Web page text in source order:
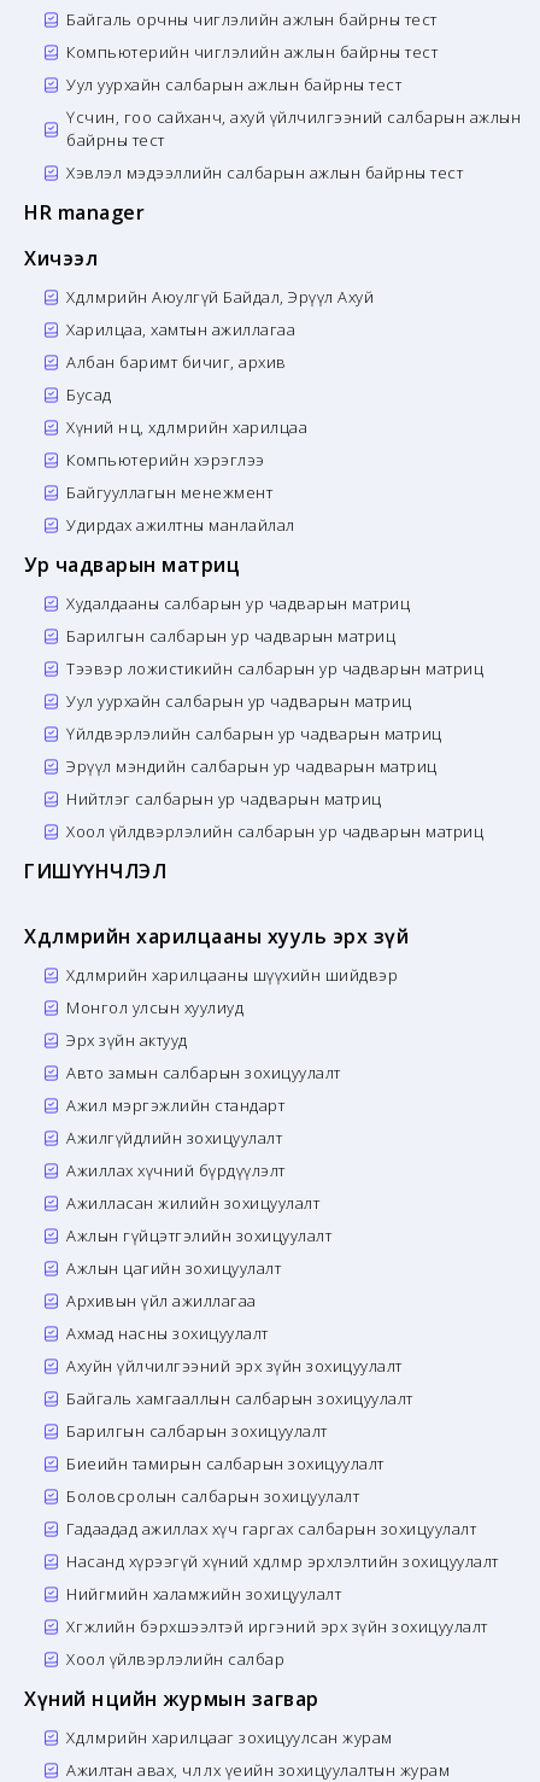
Байгаль орчны чиглэлийн ажлын байрны тест
Компьютерийн чиглэлийн ажлын байрны тест
Уул уурхайн салбарын ажлын байрны тест
Үсчин, гоо сайханч, ахуй үйлчилгээний салбарын ажлын
байрны тест
Хэвлэл мэдээллийн салбарын ажлын байрны тест
HR manager
Хичээл
Хөдөлмөрийн Аюулгүй Байдал, Эрүүл Ахуй
Харилцаа, хамтын ажиллагаа
Албан баримт бичиг, архив
Бусад
Хүний нөөц, хөдөлмөрийн харилцаа
Компьютерийн хэрэглээ
Байгууллагын менежмент
Удирдах ажилтны манлайлал
Ур чадварын матриц
Худалдааны салбарын ур чадварын матриц
Барилгын салбарын ур чадварын матриц
Тээвэр ложистикийн салбарын ур чадварын матриц
Уул уурхайн салбарын ур чадварын матриц
Үйлдвэрлэлийн салбарын ур чадварын матриц
Эрүүл мэндийн салбарын ур чадварын матриц
Нийтлэг салбарын ур чадварын матриц
Хоол үйлдвэрлэлийн салбарын ур чадварын матриц
ГИШҮҮНЧЛЭЛ
Хөдөлмөрийн харилцааны хууль эрх зүй
Хөдөлмөрийн харилцааны шүүхийн шийдвэр
Монгол улсын хуулиуд
Эрх зүйн актууд
Авто замын салбарын зохицуулалт
Ажил мэргэжлийн стандарт
Ажилгүйдлийн зохицуулалт
Ажиллах хүчний бүрдүүлэлт
Ажилласан жилийн зохицуулалт
Ажлын гүйцэтгэлийн зохицуулалт
Ажлын цагийн зохицуулалт
Архивын үйл ажиллагаа
Ахмад насны зохицуулалт
Ахуйн үйлчилгээний эрх зүйн зохицуулалт
Байгаль хамгааллын салбарын зохицуулалт
Барилгын салбарын зохицуулалт
Биеийн тамирын салбарын зохицуулалт
Боловсролын салбарын зохицуулалт
Гадаадад ажиллах хүч гаргах салбарын зохицуулалт
Насанд хүрээгүй хүний хөдөлмөр эрхлэлтийн зохицуулалт
Нийгмийн халамжийн зохицуулалт
Хөгжлийн бэрхшээлтэй иргэний эрх зүйн зохицуулалт
Хоол үйлвэрлэлийн салбар
Хүний нөөцийн журмын загвар
Хөдөлмөрийн харилцааг зохицуулсан журам
Ажилтан авах, чөлөөлөх үеийн зохицуулалтын журам